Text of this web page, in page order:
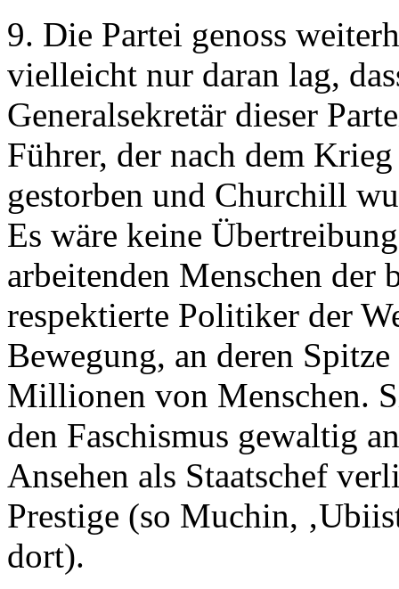
9. Die Partei genoss
vielleicht nur daran lag,
Generalsekretär dieser
Führer, der nach dem
gestorben und Churchill
Es wäre keine
arbeitenden Menschen der
respektierte Politiker der
Bewegung, an deren
Millionen von Menschen.
den Faschismus gewaltig
Ansehen als Staatschef
Prestige (so Muchin,
dort).